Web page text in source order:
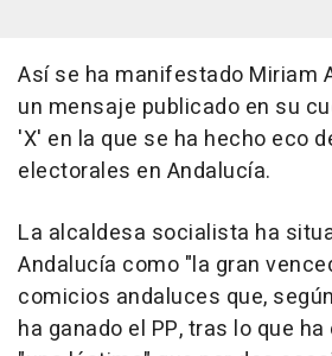
Así se ha manifestado Miriam
un mensaje publicado en su
'X' en la que se ha hecho eco
electorales en Andalucía.
La alcaldesa socialista ha
Andalucía como "la gran
comicios andaluces que,
ha ganado el PP, tras lo que